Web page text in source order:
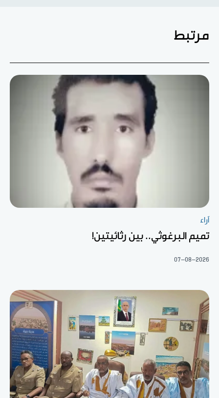
مرتبط
آراء
تميم البرغوثي.. بين رثائيتين!
07-08-2026